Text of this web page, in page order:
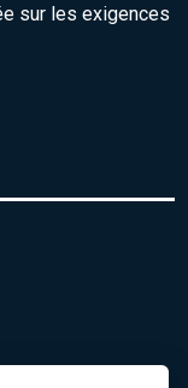
sur les exigences